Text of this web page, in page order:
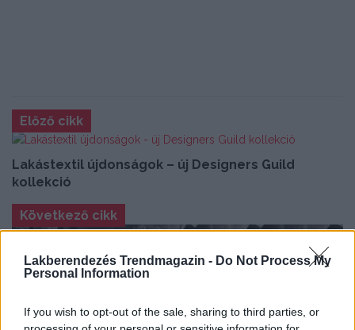
Lakberendezés Trendmagazin - Do Not Process My
Personal Information
If you wish to opt-out of the sale, sharing to third parties, or
Előző cikk
Lakástextil újdonságok – új Designers Guild
kollekció
Következő cikk